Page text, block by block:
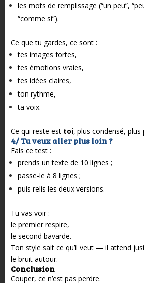
les mots de remplissage (“un peu”,
“comme si”).
Ce que tu gardes, ce sont :
tes images fortes,
tes émotions vraies,
tes idées claires,
ton rythme,
ta voix.
Ce qui reste est toi, plus condensé, plus
4/ Tu veux aller plus loin ?
Fais ce test :
prends un texte de 10 lignes ;
passe-le à 8 lignes ;
puis relis les deux versions.
Tu vas voir :
le premier respire,
le second bavarde.
Ton style sait ce qu’il veut — il attend
le bruit autour.
Conclusion
Couper, ce n’est pas perdre.